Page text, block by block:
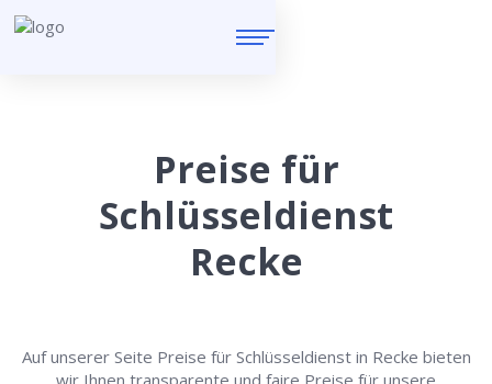
Preise für
Schlüsseldienst
Recke
Auf unserer Seite Preise für Schlüsseldienst in Recke bieten
wir Ihnen transparente und faire Preise für unsere